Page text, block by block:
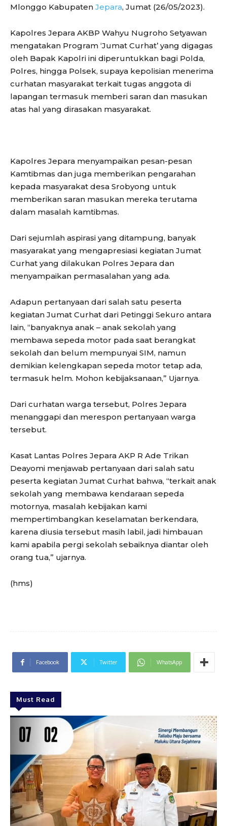
Mlonggo Kabupaten Jepara, Jumat (26/05/2023).
Kapolres Jepara AKBP Wahyu Nugroho Setyawan
mengatakan Program ‘Jumat Curhat’ yang digagas
oleh Bapak Kapolri ini diperuntukkan bagi Polda,
Polres, hingga Polsek, supaya kepolisian menerima
curhatan masyarakat terkait tugas anggota di
lapangan termasuk memberi saran dan masukan
atas hal yang dirasakan masyarakat.
Kapolres Jepara menyampaikan pesan-pesan
Kamtibmas dan juga memberikan pengarahan
kepada masyarakat desa Srobyong untuk
memberikan saran masukan mereka terutama
dalam masalah kamtibmas.
Dari sejumlah aspirasi yang ditampung, banyak
masyarakat yang mengapresiasi kegiatan Jumat
Curhat yang dilakukan Polres Jepara dan
menyampaikan permasalahan yang ada.
Adapun pertanyaan dari salah satu peserta
kegiatan Jumat Curhat dari Petinggi Sekuro antara
lain, “banyaknya anak – anak sekolah yang
membawa sepeda motor pada saat berangkat
sekolah dan belum mempunyai SIM, namun
demikian kelengkapan sepeda motor tetap ada,
termasuk helm. Mohon kebijaksanaan,” Ujarnya.
Dari curhatan warga tersebut, Polres Jepara
menanggapi dan merespon pertanyaan warga
tersebut.
Kasat Lantas Polres Jepara AKP R Ade Trikan
Deayomi menjawab pertanyaan dari salah satu
peserta kegiatan Jumat Curhat bahwa, “terkait anak
sekolah yang membawa kendaraan sepeda
motornya, masalah kebijakan kami
mempertimbangkan keselamatan berkendara,
karena diusia tersebut masih labil, jadi himbauan
kami apabila pergi sekolah sebaiknya diantar oleh
orang tua,” ujarnya.
(hms)
Facebook Twitter WhatsApp
Must Read